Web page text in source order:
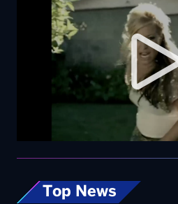
Top News